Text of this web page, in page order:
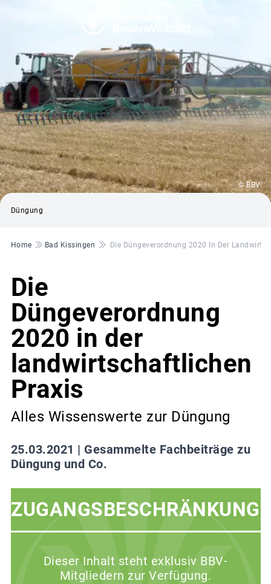
© BBV
Düngung
Pfadnavigation
Home Bad Kissingen Die Düngeverordnung 2020 In Der
Die
Düngeverordnung
2020 in der
landwirtschaftlichen
Praxis
Alles Wissenswerte zur Düngung
25.03.2021 | Gesammelte Fachbeiträge zu
Düngung und Co.
ZUGANGSBESCHRÄNKUNG
Dieser Inhalt steht exklusiv BBV-
Mitgliedern zur Verfügung.